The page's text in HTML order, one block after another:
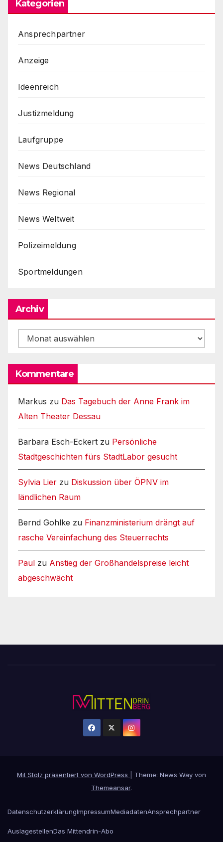
Kategorien
Ansprechpartner
Anzeige
Ideenreich
Justizmeldung
Laufgruppe
News Deutschland
News Regional
News Weltweit
Polizeimeldung
Sportmeldungen
Archiv
Archiv
Kommentare
Markus zu Das Tagebuch der Anne Frank im
Alten Theater Dessau
Barbara Esch-Eckert zu Persönliche
Stadtgeschichten fürs StadtLabor gesucht
Sylvia Lier zu Diskussion über ÖPNV im
ländlichen Raum
Bernd Gohlke zu Finanzministerium drängt auf
rasche Vereinfachung des Steuerrechts
Paul zu Anstieg der Großhandelspreise leicht
abgeschwächt
Mit Stolz präsentiert von WordPress
Theme: News Way von
Themeansar.
DatenschutzerklärungImpressumMediadatenAnsprechpartner
AuslagestellenDas Mittendrin-Abo